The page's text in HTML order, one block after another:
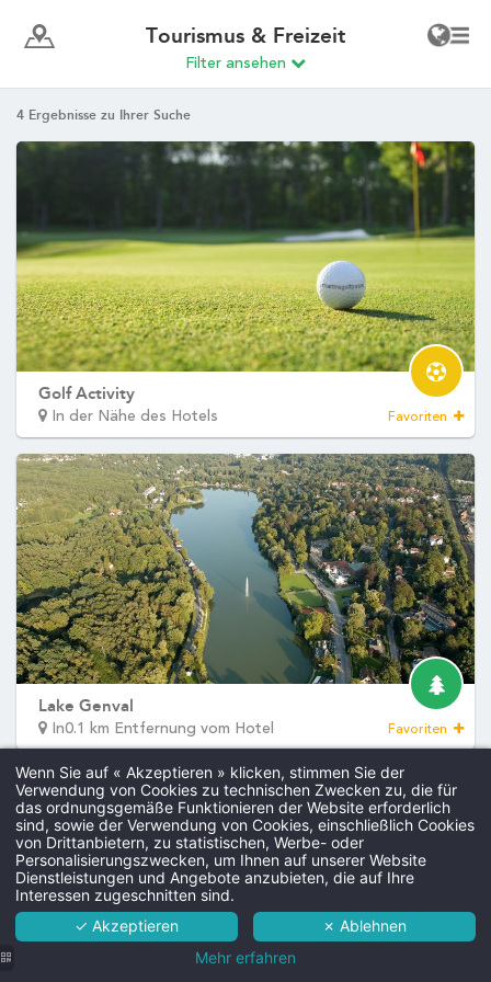
Wählen Sie Ihr Hotel :
Martin's BruggeBruges, 3*
Martin's Brussels EUBruxelles, 4*
Martin's Château du LacGenval, 5*
Martin's ManoirGenval, 4*
Martin's Louvain-la-NeuveLouvain-la-Neuve, 3*
Martin's All SuitesLouvain-la-Neuve, 4*
Martin's Klooster
Martin's Patershof
Martin's Dream HotelMons, 4*
Martin's RedTubize, 4*
DEntdecken Sie alle unsere Hotels
Restaurant
Wellness
Events
Sitzungen
Hochzeiten
Umgebung
Galerie
Kontakt
Avenue Hoover 8, 1332 Genval
+32 2 655 71 11
contact.cdl@martinshotels.com
Kontakt
Fehler: Das
Martin's Manoir 3***
Hotel
Zimmer
Wenn Sie auf « Akzeptieren » klicken, stimmen Sie der
Verwendung von Cookies zu technischen Zwecken zu, die für
das ordnungsgemäße Funktionieren der Website erforderlich
sind, sowie der Verwendung von Cookies, einschließlich Cookies
von Drittanbietern, zu statistischen, Werbe- oder
Personalisierungszwecken, um Ihnen auf unserer Website
Dienstleistungen und Angebote anzubieten, die auf Ihre
Interessen zugeschnitten sind.
✓ Akzeptieren
✗ Ablehnen
Mehr erfahren